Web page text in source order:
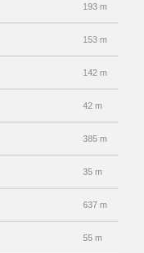
193 m
153 m
142 m
42 m
385 m
35 m
637 m
55 m